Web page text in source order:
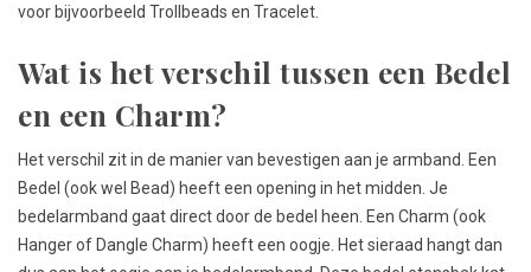
voor bijvoorbeeld Trollbeads en Tracelet.
Wat is het verschil tussen een Bedel
en een Charm?
Het verschil zit in de manier van bevestigen aan je armband. Een
Bedel (ook wel Bead) heeft een opening in het midden. Je
bedelarmband gaat direct door de bedel heen. Een Charm (ook
Hanger of Dangle Charm) heeft een oogje. Het sieraad hangt dan